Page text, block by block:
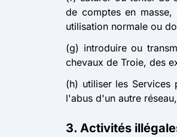
de comptes en
utilisation normale ou
(g) introduire ou
chevaux de Troie, des
(h) utiliser les Services
l'abus d'un autre
3. Activités